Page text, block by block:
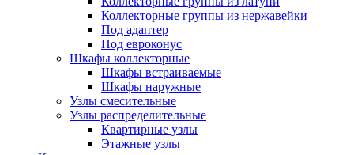
Коллекторные группы из нержавейки
Под адаптер
Под евроконус
Шкафы коллекторные
Шкафы встраиваемые
Шкафы наружные
Узлы смесительные
Узлы распределительные
Квартирные узлы
Этажные узлы